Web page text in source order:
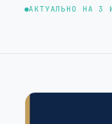
АКТУАЛЬНО НА 3